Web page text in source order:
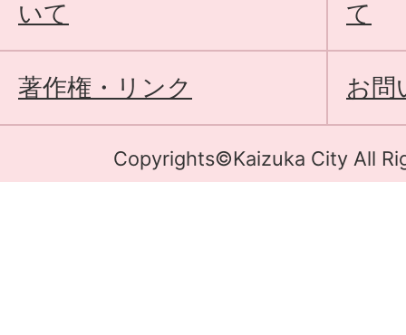
いて
て
著作権・リンク お問
Copyrights©Kaizuka City All